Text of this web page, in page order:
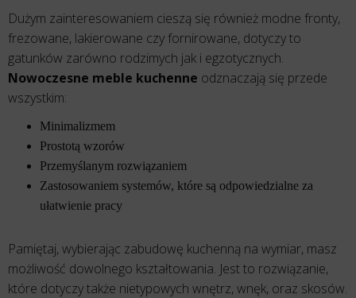
Dużym zainteresowaniem cieszą się również modne fronty,
frezowane, lakierowane czy fornirowane, dotyczy to
gatunków zarówno rodzimych jak i egzotycznych.
Nowoczesne meble kuchenne odznaczają się przede
wszystkim:
Minimalizmem
Prostotą wzorów
Przemyślanym rozwiązaniem
Zastosowaniem systemów, które są odpowiedzialne za
ułatwienie pracy
Pamiętaj, wybierając zabudowę kuchenną na wymiar, masz
możliwość dowolnego kształtowania. Jest to rozwiązanie,
które dotyczy także nietypowych wnętrz, wnęk, oraz skosów.